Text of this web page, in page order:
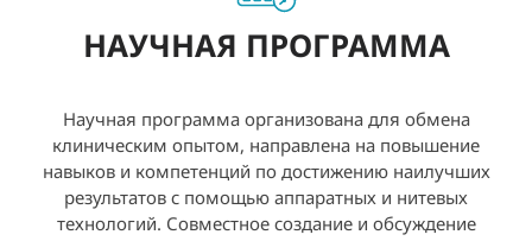
НАУЧНАЯ ПРОГРАММА
Научная программа организована для обмена
клиническим опытом, направлена на повышение
навыков и компетенций по достижению наилучших
результатов с помощью аппаратных и нитевых
технологий. Совместное создание и обсуждение